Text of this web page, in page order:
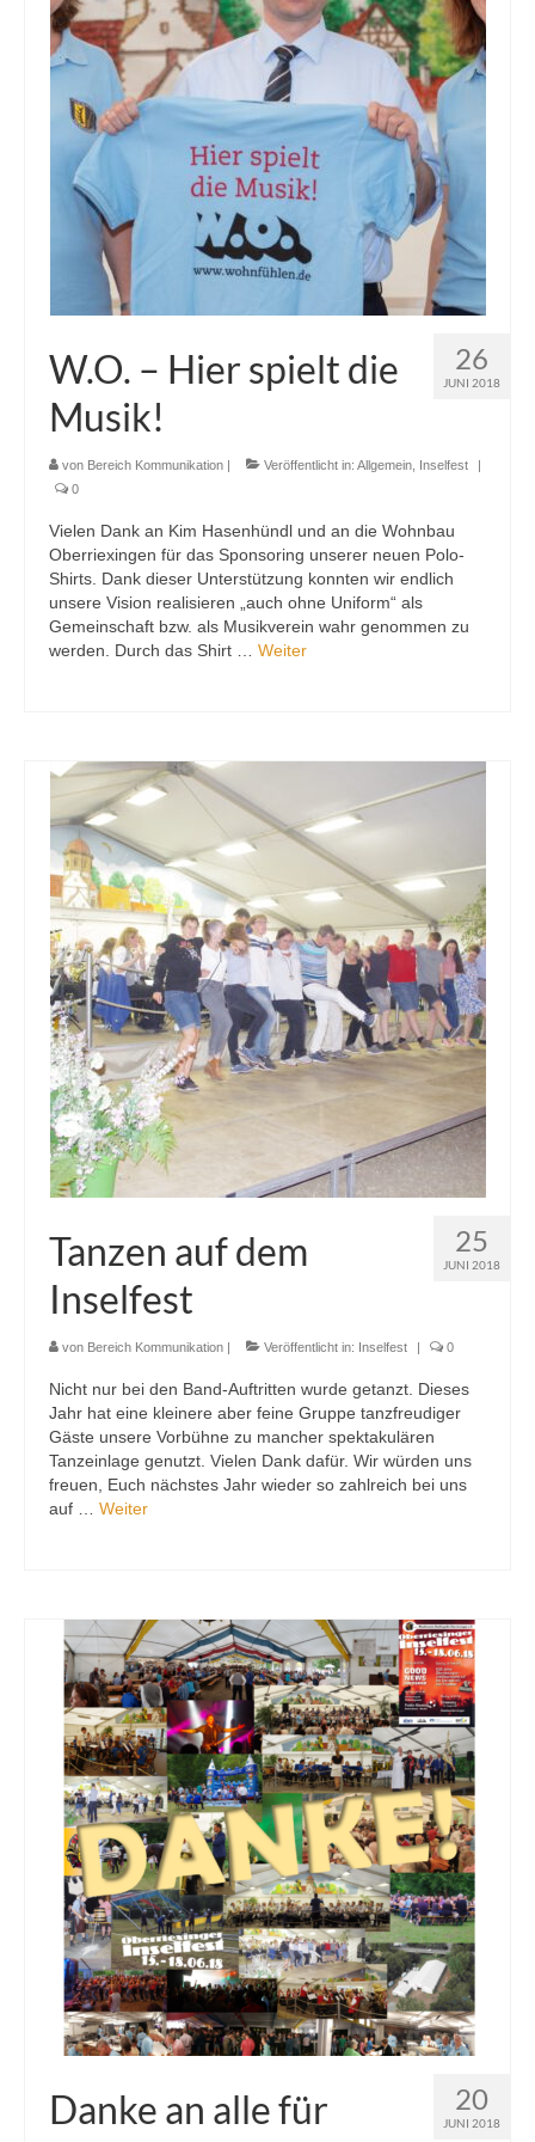
Ausbildung
Downloads
Kontakt
Sponsoring
26
JUNI 2018
W.O. – Hier spielt die
Musik!
von Bereich Kommunikation | Veröffentlicht in: Allgemein Inselfest
|
0
Vielen Dank an Kim Hasenhündl und an die Wohnbau
Oberriexingen für das Sponsoring unserer neuen Polo-
Shirts. Dank dieser Unterstützung konnten wir endlich
unsere Vision realisieren „auch ohne Uniform“ als
Gemeinschaft bzw. als Musikverein wahr genommen zu
werden. Durch das Shirt … Weiter
25
JUNI 2018
Tanzen auf dem
Inselfest
von Bereich Kommunikation | Veröffentlicht in: Inselfest | 0
Nicht nur bei den Band-Auftritten wurde getanzt. Dieses
Jahr hat eine kleinere aber feine Gruppe tanzfreudiger
Gäste unsere Vorbühne zu mancher spektakulären
Tanzeinlage genutzt. Vielen Dank dafür. Wir würden uns
freuen, Euch nächstes Jahr wieder so zahlreich bei uns
auf … Weiter
20
JUNI 2018
Danke an alle für